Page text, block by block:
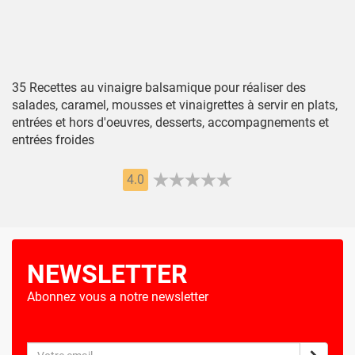
35 Recettes au vinaigre balsamique pour réaliser des
salades, caramel, mousses et vinaigrettes à servir en plats,
entrées et hors d'oeuvres, desserts, accompagnements et
entrées froides
4.0
NEWSLETTER
Abonnez vous a notre newsletter